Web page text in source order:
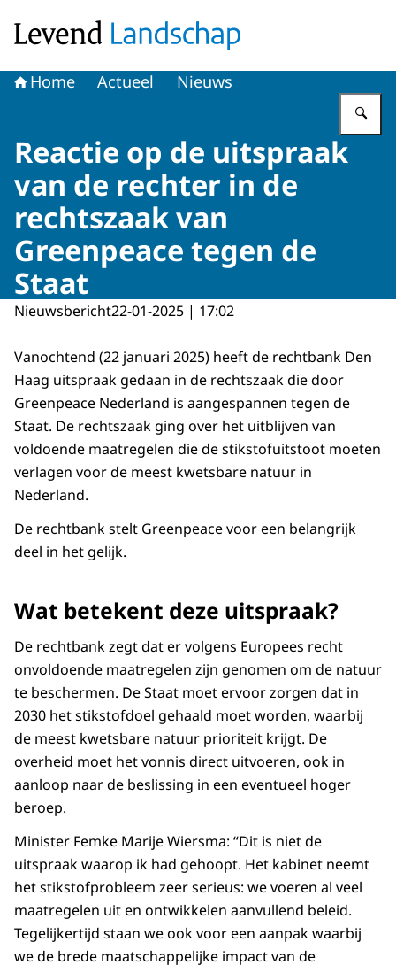
Home Actueel Nieuws
Reactie op de uitspraak
van de rechter in de
rechtszaak van
Greenpeace tegen de
Staat
Nieuwsbericht22-01-2025 | 17:02
Vanochtend (22 januari 2025) heeft de rechtbank Den
Haag uitspraak gedaan in de rechtszaak die door
Greenpeace Nederland is aangespannen tegen de
Staat. De rechtszaak ging over het uitblijven van
voldoende maatregelen die de stikstofuitstoot moeten
verlagen voor de meest kwetsbare natuur in
Nederland.
De rechtbank stelt Greenpeace voor een belangrijk
deel in het gelijk.
Wat betekent deze uitspraak?
De rechtbank zegt dat er volgens Europees recht
onvoldoende maatregelen zijn genomen om de natuur
te beschermen. De Staat moet ervoor zorgen dat in
2030 het stikstofdoel gehaald moet worden, waarbij
de meest kwetsbare natuur prioriteit krijgt. De
overheid moet het vonnis direct uitvoeren, ook in
aanloop naar de beslissing in een eventueel hoger
beroep.
Minister Femke Marije Wiersma: “Dit is niet de
uitspraak waarop ik had gehoopt. Het kabinet neemt
het stikstofprobleem zeer serieus: we voeren al veel
maatregelen uit en ontwikkelen aanvullend beleid.
Tegelijkertijd staan we ook voor een aanpak waarbij
we de brede maatschappelijke impact van de